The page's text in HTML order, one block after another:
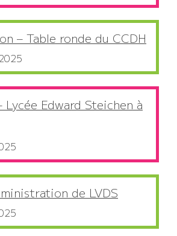
– Table ronde du CCDH
Lycée Edward Steichen à
de LVDS